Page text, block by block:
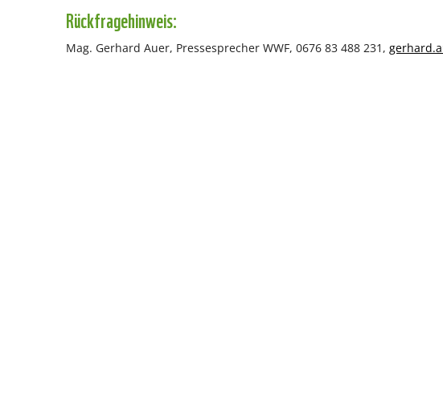
Rückfragehinweis:
Mag. Gerhard Auer, Pressesprecher WWF, 0676 83 488 231,